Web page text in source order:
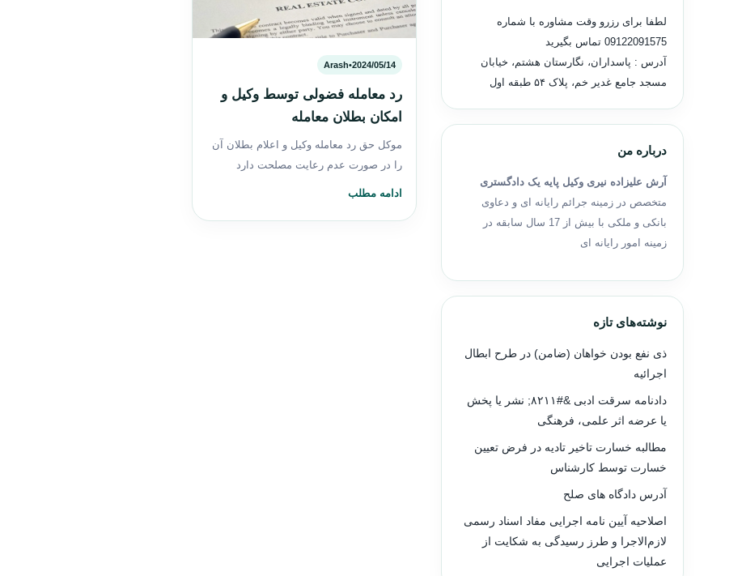
2024/05/14
•
Arash
رد معامله فضولی توسط وکیل و
امکان بطلان معامله
موکل حق رد معامله وکیل و اعلام بطلان آن
را در صورت عدم رعایت مصلحت دارد
ادامه مطلب
لطفا برای رزرو وقت مشاوره با شماره
09122091575 تماس بگیرید
آدرس : پاسداران، نگارستان هشتم، خیابان
مسجد جامع غدیر خم، پلاک ۵۴ طبقه اول
درباره من
آرش علیزاده نیری وکیل پایه یک دادگستری
متخصص در زمینه جرائم رایانه ای و دعاوی
بانکی و ملکی با بیش از 17 سال سابقه در
زمینه امور رایانه ای
نوشته‌های تازه
ذی نفع بودن خواهان (ضامن) در طرح ابطال
اجرائیه
دادنامه سرقت ادبی &#۸۲۱۱; نشر یا پخش
یا عرضه اثر علمی، فرهنگی
مطالبه خسارت تاخیر تادیه در فرض تعیین
خسارت توسط کارشناس
آدرس دادگاه های صلح
اصلاحیه آیین نامه اجرایی مفاد اسناد رسمی
لازم‌الاجرا و طرز رسیدگی به شکایت از
عملیات اجرایی